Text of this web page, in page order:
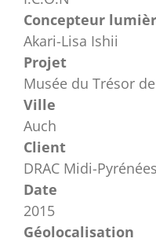
Concepteur
Akari-Lisa Ishii
Projet
Musée du Trésor
Ville
Auch
Client
DRAC Midi-Pyrénées
Date
2015
Géolocalisation